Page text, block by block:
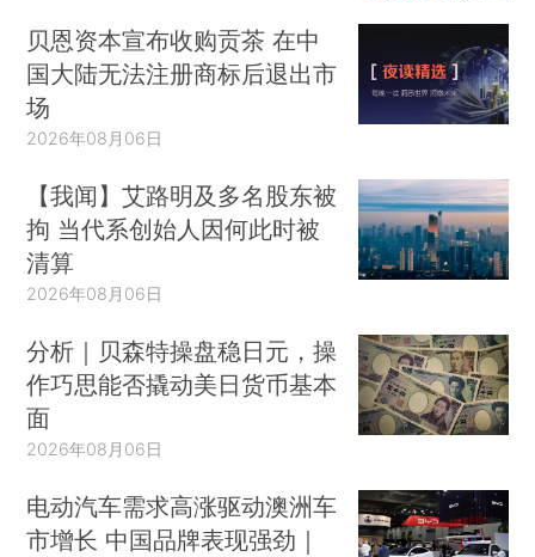
贝恩资本宣布收购贡茶 在中
国大陆无法注册商标后退出市
场
2026年08月06日
【我闻】艾路明及多名股东被
拘 当代系创始人因何此时被
清算
2026年08月06日
分析｜贝森特操盘稳日元，操
作巧思能否撬动美日货币基本
面
2026年08月06日
电动汽车需求高涨驱动澳洲车
市增长 中国品牌表现强劲｜